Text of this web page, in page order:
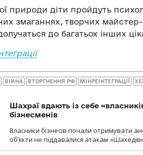
природи діти пройдуть
змаганнях, творчих майстер-
до багатьох інших
ВІЙНА ВТОРГНЕННЯ РФ МІНРЕІНТЕГРАЦІЇ
Шахраї вдають із себе
бізнесменів
Власники бізнесів почали отримувати
об’єкти не піддавалися атакам